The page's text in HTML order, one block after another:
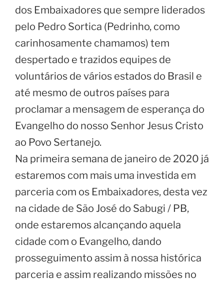
dos Embaixadores que sempre liderados
pelo Pedro Sortica (Pedrinho, como
carinhosamente chamamos) tem
despertado e trazidos equipes de
voluntários de vários estados do Brasil e
até mesmo de outros países para
proclamar a mensagem de esperança do
Evangelho do nosso Senhor Jesus Cristo
ao Povo Sertanejo.
Na primeira semana de janeiro de 2020 já
estaremos com mais uma investida em
parceria com os Embaixadores, desta vez
na cidade de São José do Sabugi / PB,
onde estaremos alcançando aquela
cidade com o Evangelho, dando
prosseguimento assim à nossa histórica
parceria e assim realizando missões no